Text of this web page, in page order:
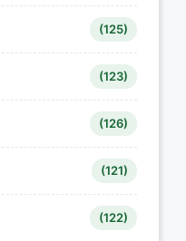
(125)
(123)
(126)
(121)
(122)